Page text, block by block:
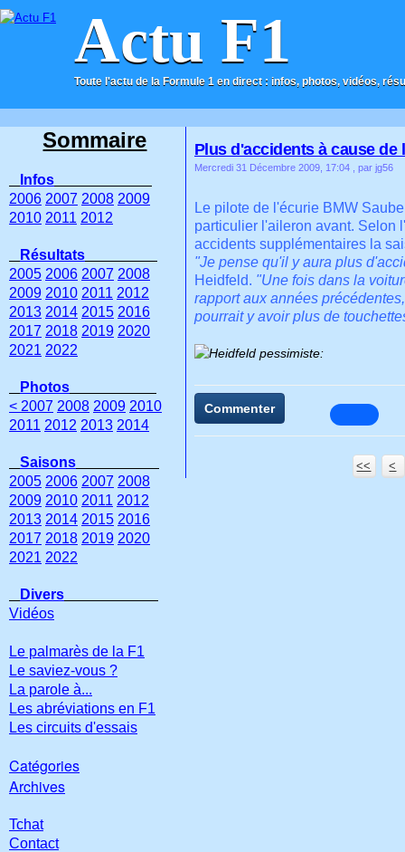
Actu F1
Toute l'actu de la Formule 1 en direct : infos, photos, vidéos,
ACCUEIL CONTACT
Plus d'accidents à cause de
Mercredi 31 Décembre 2009, 17:04 , par jg56
Le pilote de l'écurie BMW
particulier l'aileron avant. Selon
accidents supplémentaires la
"Je pense qu'il y aura plus
Heidfeld. "Une fois dans la
rapport aux années
pourrait y avoir plus de
Commenter
<< <
Sommaire
Infos
2006 2007 2008 2009
2010 2011 2012
Résultats
2005 2006 2007 2008
2009 2010 2011 2012
2013 2014 2015 2016
2017 2018 2019 2020
2021 2022
Photos
< 2007 2008 2009 2010
2011 2012 2013 2014
Saisons
2005 2006 2007 2008
2009 2010 2011 2012
2013 2014 2015 2016
2017 2018 2019 2020
2021 2022
Divers
Vidéos
Le palmarès de la F1
Le saviez-vous ?
La parole à...
Les abréviations en F1
Les circuits d'essais
Catégories
Archives
Tchat
Contact